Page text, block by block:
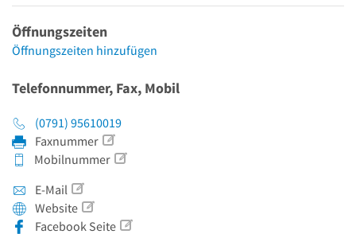
Öffnungszeiten
Öffnungszeiten hinzufügen
Telefonnummer, Fax, Mobil
(0791) 95610019
Faxnummer
Mobilnummer
E-Mail
Website
Facebook Seite